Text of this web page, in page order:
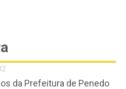
da Prefeitura de Penedo